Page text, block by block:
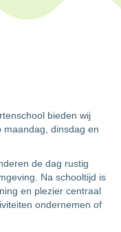
bieden wij
maandag, dinsdag en
de dag rustig
Na schooltijd is
en plezier centraal
ondernemen of